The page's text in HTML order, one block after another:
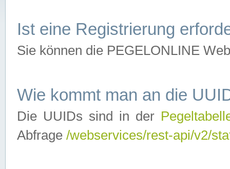
Ist eine Registrierung
Sie können die PEGELONLINE
Wie kommt man an die
Die UUIDs sind in der
Abfrage /webservices/rest-api/v2/